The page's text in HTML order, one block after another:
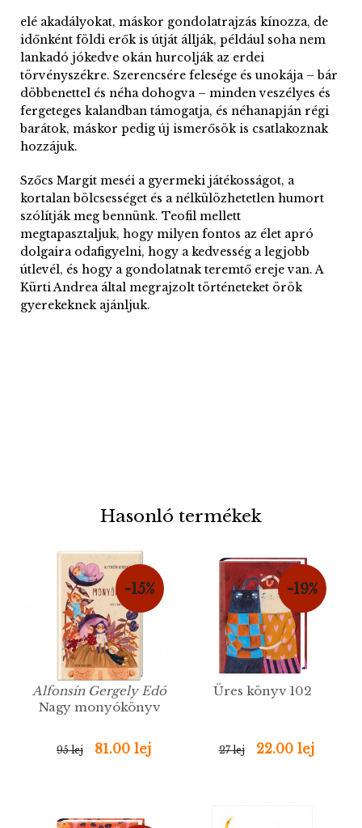
elé akadályokat, máskor gondolatrajzás kínozza, de
időnként földi erők is útját állják, például soha nem
lankadó jókedve okán hurcolják az erdei
törvényszékre. Szerencsére felesége és unokája – bár
döbbenettel és néha dohogva – minden veszélyes és
fergeteges kalandban támogatja, és néhanapján régi
barátok, máskor pedig új ismerősök is csatlakoznak
hozzájuk.
Szőcs Margit meséi a gyermeki játékosságot, a
kortalan bölcsességet és a nélkülözhetetlen humort
szólítják meg bennünk. Teofil mellett
megtapasztaljuk, hogy milyen fontos az élet apró
dolgaira odafigyelni, hogy a kedvesség a legjobb
útlevél, és hogy a gondolatnak teremtő ereje van. A
Kürti Andrea által megrajzolt történeteket örök
gyerekeknek ajánljuk.
Hasonló termékek
-15%
Alfonsín Gergely Edó
Nagy monyókönyv
95 lej 81.00 lej
-19%
Üres könyv 102
27 lej 22.00 lej